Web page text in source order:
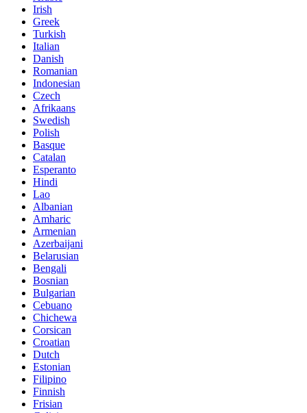
Irish
Greek
Turkish
Italian
Danish
Romanian
Indonesian
Czech
Afrikaans
Swedish
Polish
Basque
Catalan
Esperanto
Hindi
Lao
Albanian
Amharic
Armenian
Azerbaijani
Belarusian
Bengali
Bosnian
Bulgarian
Cebuano
Chichewa
Corsican
Croatian
Dutch
Estonian
Filipino
Finnish
Frisian